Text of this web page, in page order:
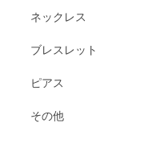
ネックレス
ブレスレット
ピアス
その他